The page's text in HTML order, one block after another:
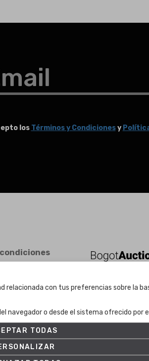
los Términos y Condicionesy
Privacidad
Cookies
con tus preferencias sobre la
navegador o desde el sistema ofrecido por
TODAS